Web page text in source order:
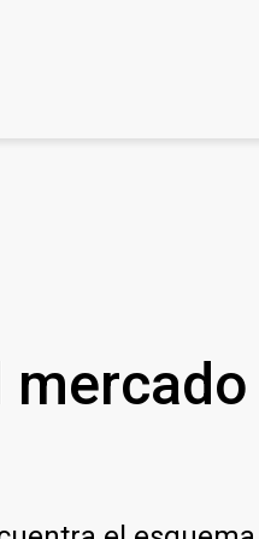
mercado